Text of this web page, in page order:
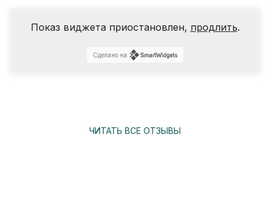
Показ виджета приостановлен, продлить.
Сделано на
ЧИТАТЬ ВСЕ ОТЗЫВЫ